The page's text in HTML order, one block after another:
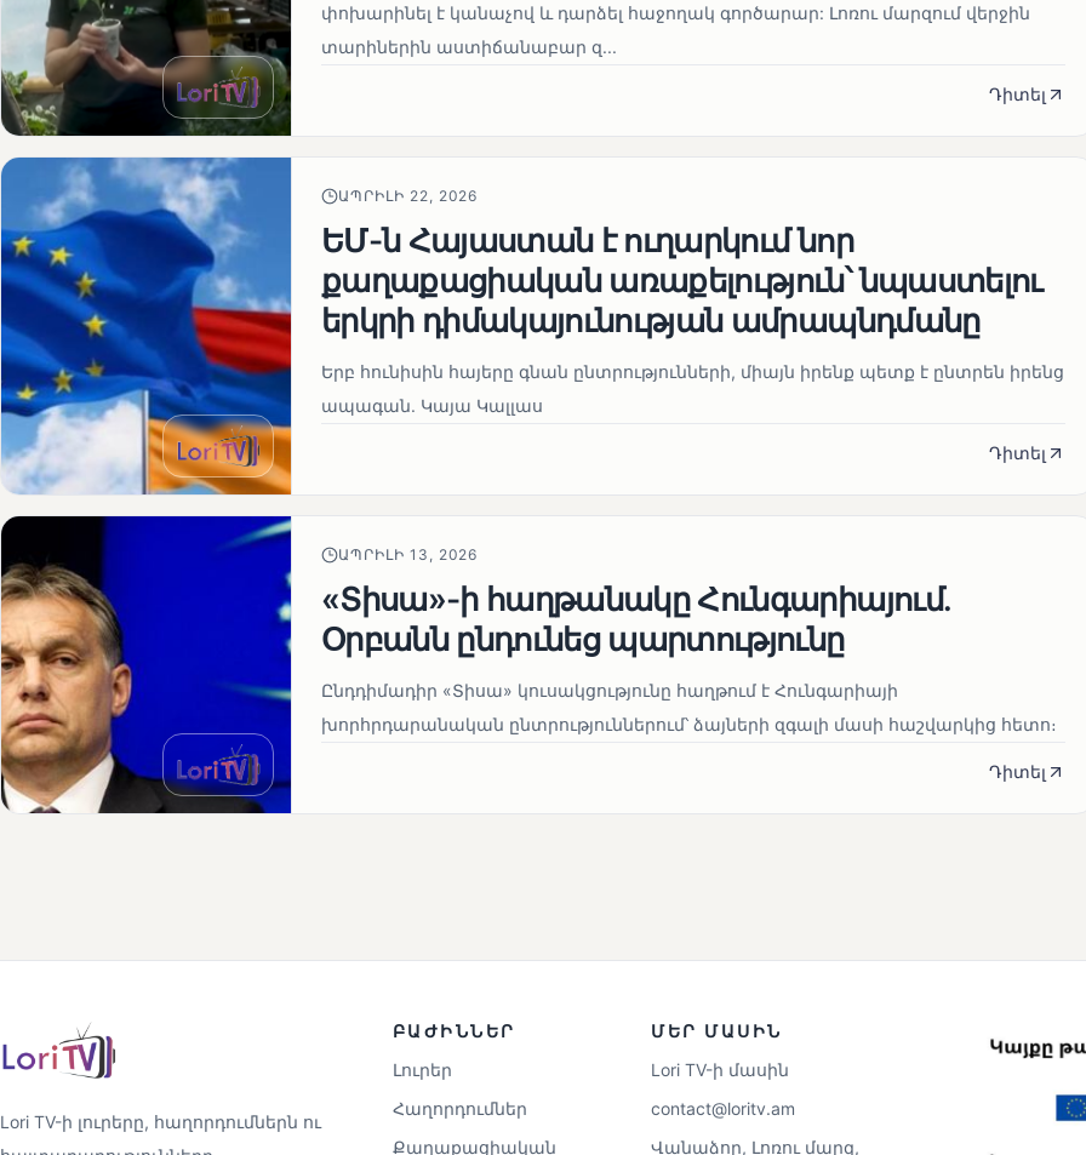
փոխարինել է կանաչով և դարձել հաջողակ գործարար: Լոռու մարզում վերջին
տարիներին աստիճանաբար զ...
Դիտել
ԱՊՐԻԼԻ 22, 2026
ԵՄ-ն Հայաստան է ուղարկում նոր
քաղաքացիական առաքելություն՝ նպաստելու
երկրի դիմակայունության ամրապնդմանը
Երբ հունիսին հայերը գնան ընտրությունների, միայն իրենք պետք է ընտրեն իրենց
ապագան. Կայա Կալլաս
Դիտել
ԱՊՐԻԼԻ 13, 2026
«Տիսա»-ի հաղթանակը Հունգարիայում․
Օրբանն ընդունեց պարտությունը
Ընդդիմադիր «Տիսա» կուսակցությունը հաղթում է Հունգարիայի
խորհրդարանական ընտրություններում՝ ձայների զգալի մասի հաշվարկից հետո։
Դիտել
Lori TV-ի լուրերը, հաղորդումներն ու
ԲԱԺԻՆՆԵՐ
Լուրեր
Հաղորդումներ
Քաղաքացիական
ՄԵՐ ՄԱՍԻՆ
Lori TV-ի մասին
contact@loritv.am
Վանաձոր, Լոռու մարզ,